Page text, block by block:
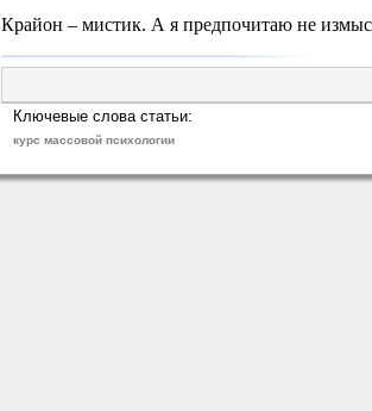
Крайон – мистик. А я предпочитаю не
Ключевые слова статьи:
курс массовой психологии